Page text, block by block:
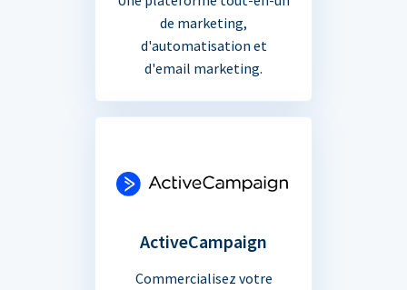
de marketing,
d'automatisation et
d'email marketing.
ActiveCampaign
Commercialisez votre